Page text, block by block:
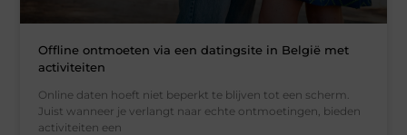
Offline ontmoeten via een datingsite in België met
activiteiten
Online daten hoeft niet beperkt te blijven tot een scherm.
Juist wanneer je verlangt naar echte ontmoetingen, bieden
activiteiten een